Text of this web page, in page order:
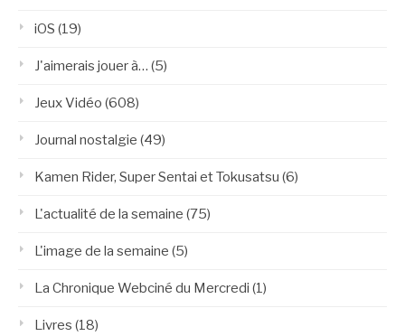
iOS (19)
J'aimerais jouer à… (5)
Jeux Vidéo (608)
Journal nostalgie (49)
Kamen Rider, Super Sentai et Tokusatsu (6)
L'actualité de la semaine (75)
L'image de la semaine (5)
La Chronique Webciné du Mercredi (1)
Livres (18)